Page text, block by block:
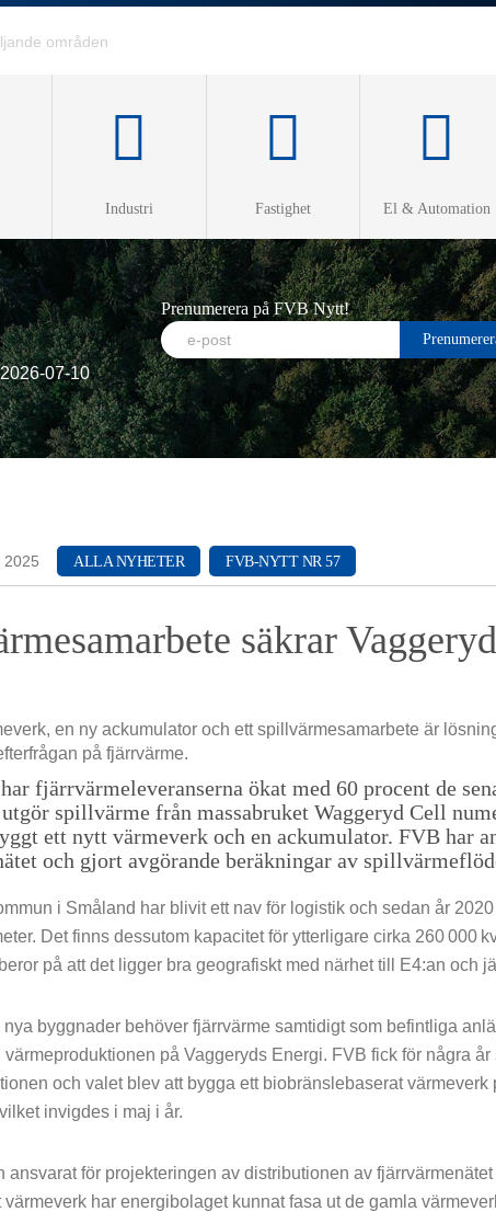
Industri Fastighet El & Automation
2026-07-10
Prenumerera på FVB Nytt!
2025 ALLA NYHETER FVB-NYTT NR 57
säkrar
en ny ackumulator och ett spillvärmesamarbete är
på fjärrvärme.
fjärrvärmeleveranserna ökat med 60 procent de
spillvärme från massabruket Waggeryd Cell
ett nytt värmeverk och en ackumulator. FVB har
och gjort avgörande beräkningar av
i Småland har blivit ett nav för logistik och sedan år
Det finns dessutom kapacitet för ytterligare cirka 260 000
på att det ligger bra geografiskt med närhet till E4:an och
byggnader behöver fjärrvärme samtidigt som befintliga
värmeproduktionen på Vaggeryds Energi. FVB fick för några
och valet blev att bygga ett biobränslebaserat
invigdes i maj i år.
ansvarat för projekteringen av distributionen av
värmeverk har energibolaget kunnat fasa ut de gamla